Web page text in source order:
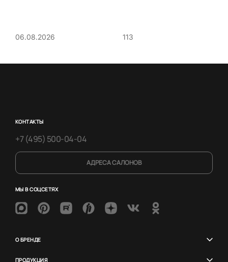
06.08.2026 113
КОНТАКТЫ
+7 (495) 500-04-04
АДРЕСА САЛОНОВ
МЫ В СОЦСЕТЯХ
О БРЕНДЕ
ПРОДУКЦИЯ